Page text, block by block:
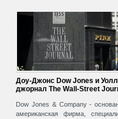
Доу-Джонс Dow Jones и
джорнал The Wall-Street
Dow Jones & Company -
американская фирма,